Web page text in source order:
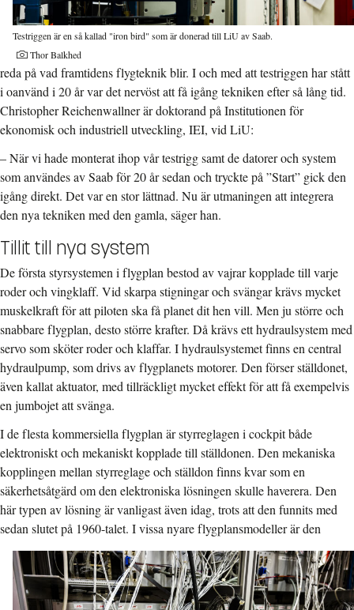
Testriggen är en så kallad "iron bird" som är donerad till LiU av Saab.
Thor Balkhed
reda på vad framtidens flygteknik blir. I och med att testriggen har stått
i oanvänd i 20 år var det nervöst att få igång tekniken efter så lång tid.
Christopher Reichenwallner är doktorand på Institutionen för
ekonomisk och industriell utveckling, IEI, vid LiU:
– När vi hade monterat ihop vår testrigg samt de datorer och system
som användes av Saab för 20 år sedan och tryckte på ”Start” gick den
igång direkt. Det var en stor lättnad. Nu är utmaningen att integrera
den nya tekniken med den gamla, säger han.
Tillit till nya system
De första styrsystemen i flygplan bestod av vajrar kopplade till varje
roder och vingklaff. Vid skarpa stigningar och svängar krävs mycket
muskelkraft för att piloten ska få planet dit hen vill. Men ju större och
snabbare flygplan, desto större krafter. Då krävs ett hydraulsystem med
servo som sköter roder och klaffar. I hydraulsystemet finns en central
hydraulpump, som drivs av flygplanets motorer. Den förser ställdonet,
även kallat aktuator, med tillräckligt mycket effekt för att få exempelvis
en jumbojet att svänga.
I de flesta kommersiella flygplan är styrreglagen i cockpit både
elektroniskt och mekaniskt kopplade till ställdonen. Den mekaniska
kopplingen mellan styrreglage och ställdon finns kvar som en
säkerhetsåtgärd om den elektroniska lösningen skulle haverera. Den
här typen av lösning är vanligast även idag, trots att den funnits med
sedan slutet på 1960-talet. I vissa nyare flygplansmodeller är den